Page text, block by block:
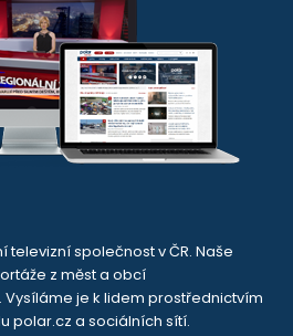
společnost v ČR. Naše
z měst a obcí
je k lidem prostřednictvím
polar.cz a sociálních sítí.